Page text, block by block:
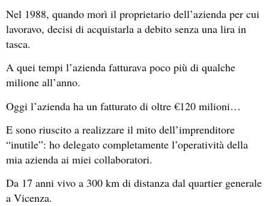
Nel 1988, quando morì il proprietario dell’azienda per cui
lavoravo, decisi di acquistarla a debito senza una lira in
tasca.
A quei tempi l’azienda fatturava poco più di qualche
milione all’anno.
Oggi l’azienda ha un fatturato di oltre €120 milioni…
E sono riuscito a realizzare il mito dell’imprenditore
“inutile”: ho delegato completamente l’operatività della
mia azienda ai miei collaboratori.
Da 17 anni vivo a 300 km di distanza dal quartier generale
a Vicenza.